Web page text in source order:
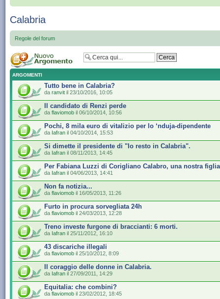
Calabria
Regole del forum
ARGOMENTI
Tutto bene in Calabria?
da ranvit il 23/10/2016, 10:05
Il candidato di Renzi perde
da flaviomob il 06/10/2014, 10:56
Pochi, 8 mila euro di vitalizio per lo ‘nduja-dipendente
da Iafran il 04/10/2014, 15:53
Si dimette il presidente di "Io resto in Calabria".
da Iafran il 08/11/2013, 14:45
Per Fabiana Luzzi di Corigliano Calabro, una nostra figlia
da Iafran il 04/06/2013, 14:41
Non fa notizia...
da flaviomob il 16/05/2013, 11:26
Furto in procura sorvegliata 24h
da flaviomob il 24/03/2013, 12:28
Treno investe furgone di braccianti: 6 morti.
da Iafran il 25/11/2012, 16:10
43 discariche illegali
da flaviomob il 25/10/2012, 8:09
Il coraggio delle donne in Calabria.
da Iafran il 27/09/2011, 14:29
Equitalia: che combini?
da flaviomob il 23/02/2012, 18:45